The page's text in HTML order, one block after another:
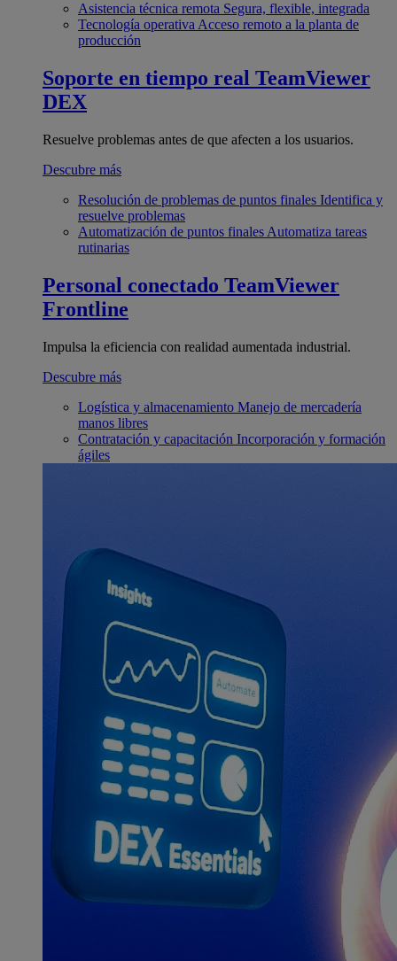
Asistencia técnica remota Segura, flexible, integrada
Tecnología operativa Acceso remoto a la planta de
producción
Soporte en tiempo real TeamViewer
DEX
Resuelve problemas antes de que afecten a los usuarios.
Descubre más
Resolución de problemas de puntos finales Identifica y
resuelve problemas
Automatización de puntos finales Automatiza tareas
rutinarias
Personal conectado TeamViewer
Frontline
Impulsa la eficiencia con realidad aumentada industrial.
Descubre más
Logística y almacenamiento Manejo de mercadería
manos libres
Contratación y capacitación Incorporación y formación
ágiles